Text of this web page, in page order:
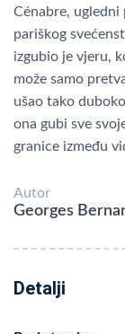
Cénabre,
pariškog
izgubio je vjeru,
može samo
ušao tako
ona gubi sve
granice između
Autor
Georges
Detalji